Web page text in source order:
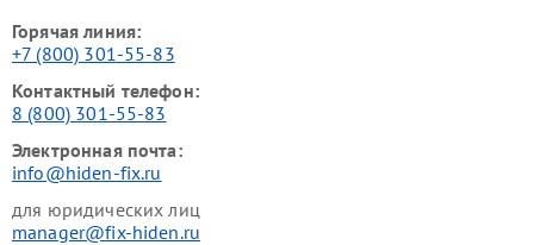
Горячая линия:
+7 (800) 301-55-83
Контактный телефон:
8 (800) 301-55-83
Электронная почта:
info@hiden-fix.ru
для юридических лиц
manager@fix-hiden.ru